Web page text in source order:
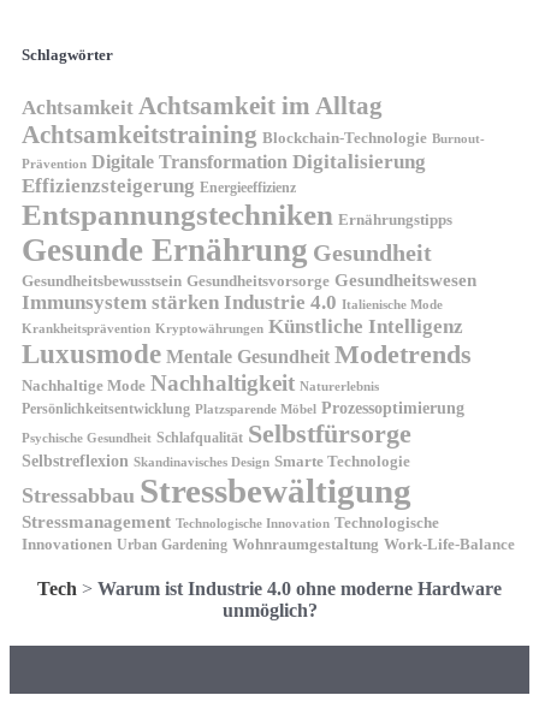
Schlagwörter
Achtsamkeit Achtsamkeit im Alltag
Achtsamkeitstraining Blockchain-Technologie Burnout-
Prävention Digitale Transformation Digitalisierung
Effizienzsteigerung Energieeffizienz
Entspannungstechniken Ernährungstipps
Gesunde Ernährung Gesundheit
Gesundheitsbewusstsein Gesundheitsvorsorge Gesundheitswesen
Immunsystem stärken Industrie 4.0 Italienische Mode
Krankheitsprävention Kryptowährungen Künstliche Intelligenz
Luxusmode Mentale Gesundheit Modetrends
Nachhaltige Mode Nachhaltigkeit Naturerlebnis
Persönlichkeitsentwicklung Platzsparende Möbel Prozessoptimierung
Psychische Gesundheit Schlafqualität Selbstfürsorge
Selbstreflexion Skandinavisches Design Smarte Technologie
Stressabbau Stressbewältigung
Stressmanagement Technologische Innovation Technologische
Innovationen Urban Gardening Wohnraumgestaltung Work-Life-Balance
Tech > Warum ist Industrie 4.0 ohne moderne Hardware
unmöglich?